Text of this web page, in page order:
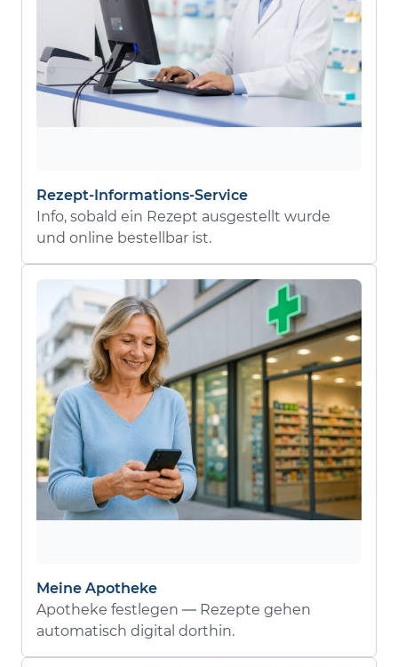
Rezept-Informations-Service
Info, sobald ein Rezept ausgestellt wurde
und online bestellbar ist.
Meine Apotheke
Apotheke festlegen — Rezepte gehen
automatisch digital dorthin.